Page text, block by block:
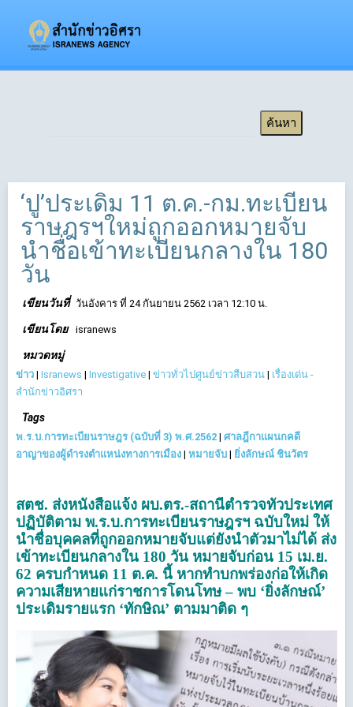
‘ปู’ประเดิม 11 ต.ค.-กม.ทะเบียน
ราษฎรฯใหม่ถูกออกหมายจับ
นำชื่อเข้าทะเบียนกลางใน 180
วัน
เขียนวันที่ วันอังคาร ที่ 24 กันยายน 2562 เวลา 12:10 น.
เขียนโดย isranews
หมวดหมู่
ข่าว | Isranews | Investigative | ข่าวทั่วไปศูนย์ข่าวสืบสวน | เรื่องเด่น -
สำนักข่าวอิศรา
Tags
พ.ร.บ.การทะเบียนราษฎร (ฉบับที่ 3) พ.ศ.2562 | ศาลฎีกาแผนกคดี
อาญาของผู้ดำรงตำแหน่งทางการเมือง | หมายจับ | ยิ่งลักษณ์ ชินวัตร
สตช. ส่งหนังสือแจ้ง ผบ.ตร.-สถานีตำรวจทั่วประเทศ
ปฏิบัติตาม พ.ร.บ.การทะเบียนราษฎรฯ ฉบับใหม่ ให้
นำชื่อบุคคลที่ถูกออกหมายจับแต่ยังนำตัวมาไม่ได้ ส่ง
เข้าทะเบียนกลางใน 180 วัน หมายจับก่อน 15 เม.ย.
62 ครบกำหนด 11 ต.ค. นี้ หากทำบกพร่องก่อให้เกิด
ความเสียหายแก่ราชการโดนโทษ – พบ ‘ยิ่งลักษณ์’
ประเดิมรายแรก ‘ทักษิณ’ ตามมาติด ๆ